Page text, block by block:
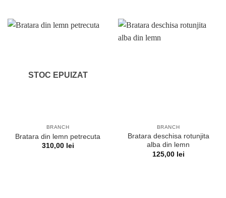
STOC EPUIZAT
BRANCH
Bratara din lemn petrecuta
310,00 lei
BRANCH
Bratara deschisa rotunjita
alba din lemn
125,00 lei